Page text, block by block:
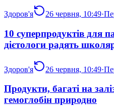
Здоров'я 26 червня, 10:49·
10 суперпродуктів для
дієтологи радять
Здоров'я 26 червня, 10:49·
Продукти, багаті на
гемоглобін природно